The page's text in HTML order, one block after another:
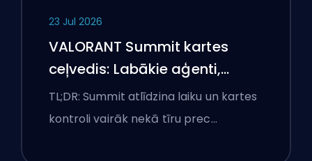
23 Jul 2026
VALORANT Summit kartes
ceļvedis: Labākie aģenti,
izsaukumi un dūmi
TL;DR: Summit atlīdzina laiku un kartes
kontroli vairāk nekā tīru prec…